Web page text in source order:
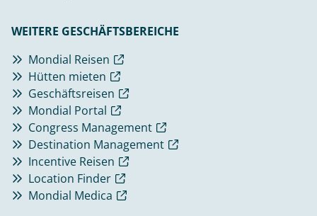
WEITERE GESCHÄFTSBEREICHE
Mondial Reisen
Hütten mieten
Geschäftsreisen
Mondial Portal
Congress Management
Destination Management
Incentive Reisen
Location Finder
Mondial Medica